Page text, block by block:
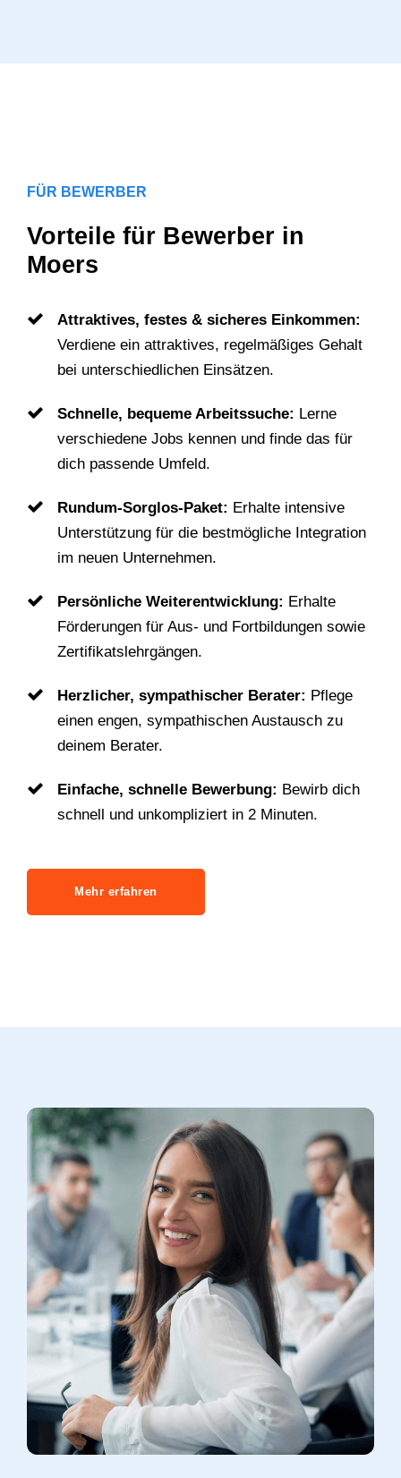
FÜR BEWERBER
Vorteile für Bewerber in
Moers
Attraktives, festes & sicheres Einkommen:
Verdiene ein attraktives, regelmäßiges Gehalt
bei unterschiedlichen Einsätzen.
Schnelle, bequeme Arbeitssuche: Lerne
verschiedene Jobs kennen und finde das für
dich passende Umfeld.
Rundum-Sorglos-Paket: Erhalte intensive
Unterstützung für die bestmögliche Integration
im neuen Unternehmen.
Persönliche Weiterentwicklung: Erhalte
Förderungen für Aus- und Fortbildungen sowie
Zertifikatslehrgängen.
Herzlicher, sympathischer Berater: Pflege
einen engen, sympathischen Austausch zu
deinem Berater.
Einfache, schnelle Bewerbung: Bewirb dich
schnell und unkompliziert in 2 Minuten.
Mehr erfahren